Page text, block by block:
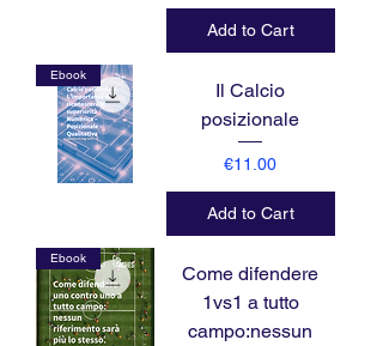
Add to Cart
Ebook
Il Calcio
posizionale
Price
€11.00
Add to Cart
Ebook
Come difendere
1vs1 a tutto
campo:nessun